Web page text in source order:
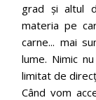
grad și altul
materia pe
carne... mai
lume. Nimic
limitat de
Când vom